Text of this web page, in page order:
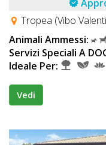
Tropea (Vibo
Animali Ammessi:
Servizi Speciali A
Ideale Per:
Vedi